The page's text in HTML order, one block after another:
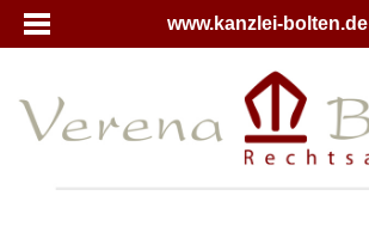
www.kanzlei-bolten.de